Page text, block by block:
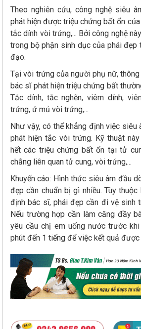
Theo nghiên cứu, công nghệ siêu
phát hiện được triệu chứng bất ổn
tắc dính vòi trứng,... Bởi công nghệ
trong bộ phận sinh dục của phái đẹp
đạo.
Tại vòi trứng của người phụ nữ,
bác sĩ phát hiện triệu chứng bất
Tắc dính, tắc nghẽn, viêm dính,
trứng, ứ mủ vòi trứng,...
Như vậy, có thể khẳng định việc siêu
phát hiện tắc vòi trứng. Kỹ thuật
hết các triệu chứng bất ổn tại tử
chằng liên quan tử cung, vòi trứng,...
Khuyến cáo: Hình thức siêu âm đầu
đẹp cần chuẩn bị gì nhiều. Tùy
định bác sĩ, phái đẹp cần đi vệ sinh
Nếu trường hợp cần làm căng đầy
yêu cầu chị em uống nước trước
phút đến 1 tiếng để việc kết quả được